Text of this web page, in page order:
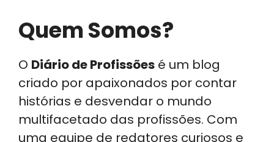
Quem Somos?
O Diário de Profissões é um blog
criado por apaixonados por contar
histórias e desvendar o mundo
multifacetado das profissões. Com
uma equipe de redatores curiosos e